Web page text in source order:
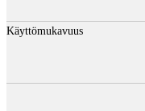
Käyttömukavuus